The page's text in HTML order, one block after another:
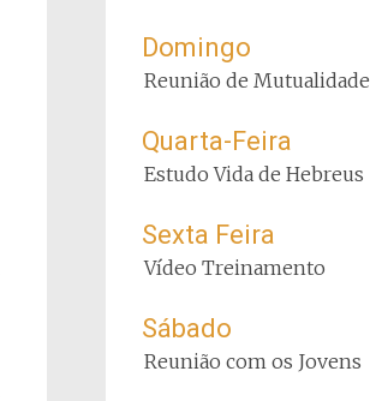
Domingo
Reunião de Mutualidade
Quarta-Feira
Estudo Vida de Hebreus
Sexta Feira
Vídeo Treinamento
Sábado
Reunião com os Jovens